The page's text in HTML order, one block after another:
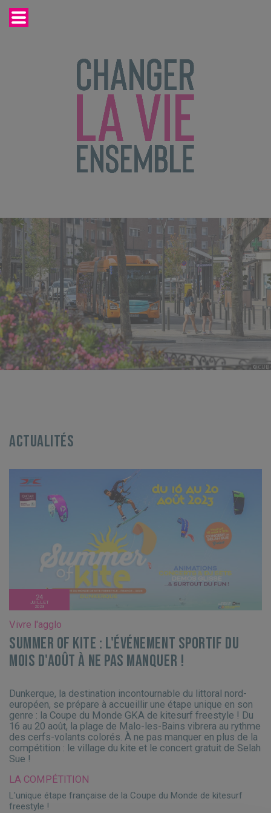
Cookies management panel
© CUD
© CUD
Actualités
24
JUILLET
2023
Vivre l'agglo
Summer of Kite : l'événement sportif du
mois d'août à ne pas manquer !
Dunkerque, la destination incontournable du littoral nord-
européen, se prépare à accueillir une étape unique en son
genre : la Coupe du Monde GKA de kitesurf freestyle ! Du
16 au 20 août, la plage de Malo-les-Bains vibrera au rythme
des cerfs-volants colorés. À ne pas manquer en plus de la
compétition : le village du kite et le concert gratuit de Selah
Sue !
LA COMPÉTITION
L'unique étape française de la Coupe du Monde de kitesurf
freestyle !